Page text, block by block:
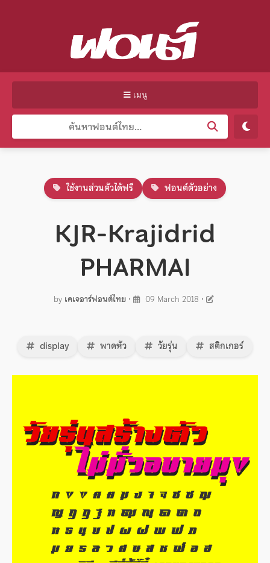
เมนู
ใช้งานส่วนตัวได้ฟรี ฟอนต์ตัวอย่าง
KJR-Krajidrid
PHARMAI
by เคเจอาร์ฟอนต์ไทย• 09 March 2018 •
display พาดหัว วัยรุ่น สติกเกอร์